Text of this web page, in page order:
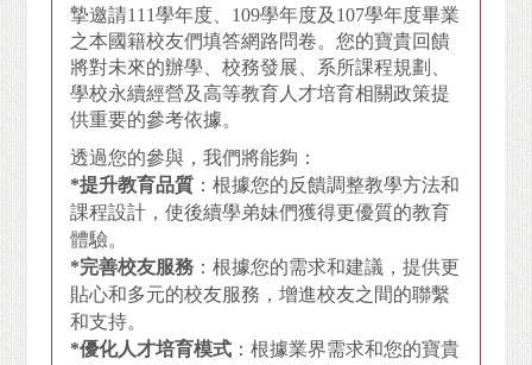
摯邀請111學年度、109學年度及107學年度畢業
之本國籍校友們填答網路問卷。您的寶貴回饋
將對未來的辦學、校務發展、系所課程規劃、
學校永續經營及高等教育人才培育相關政策提
供重要的參考依據。
透過您的參與，我們將能夠：
*提升教育品質 ：根據您的反饋調整教學方法和
課程設計，使後續學弟妹們獲得更優質的教育
體驗。
*完善校友服務 ：根據您的需求和建議，提供更
貼心和多元的校友服務，增進校友之間的聯繫
和支持。
*優化人才培育模式 ：根據業界需求和您的寶貴